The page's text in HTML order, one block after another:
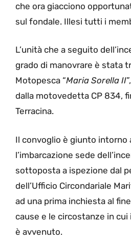
che ora giacciono
sul fondale. Illesi tutti i
L’unità che a seguito
grado di manovrare è stata
Motopesca “Maria Sorella II
dalla motovedetta CP 834,
Terracina.
Il convoglio è giunto intorno
l’imbarcazione sede
sottoposta a ispezione dal
dell’Ufficio Circondariale
ad una prima inchiesta al
cause e le circostanze in
è avvenuto.